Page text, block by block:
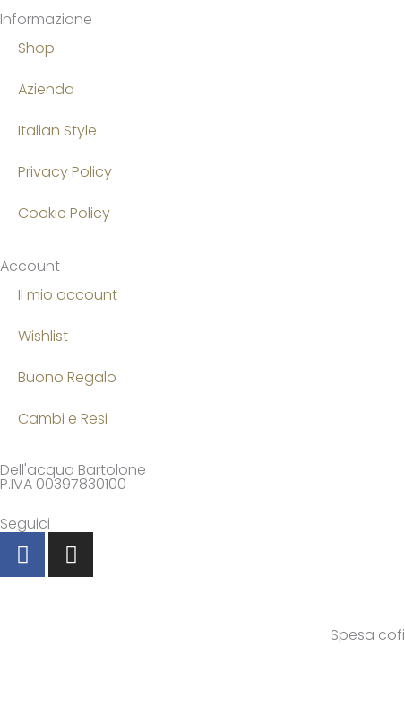
Informazione
Shop
Azienda
Italian Style
Privacy Policy
Cookie Policy
Account
Il mio account
Wishlist
Buono Regalo
Cambi e Resi
Dell'acqua Bartolone
P.IVA 00397830100
Seguici
F
a
c
I
n
s
Spesa